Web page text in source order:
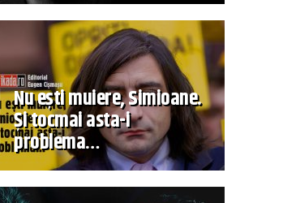
Nu ești muiere, Simioane.
Și tocmai asta-i
problema…